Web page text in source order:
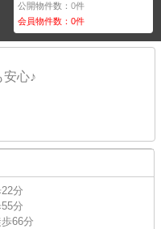
公開物件数：0件
会員物件数：0件
心♪
分
分
歩66分